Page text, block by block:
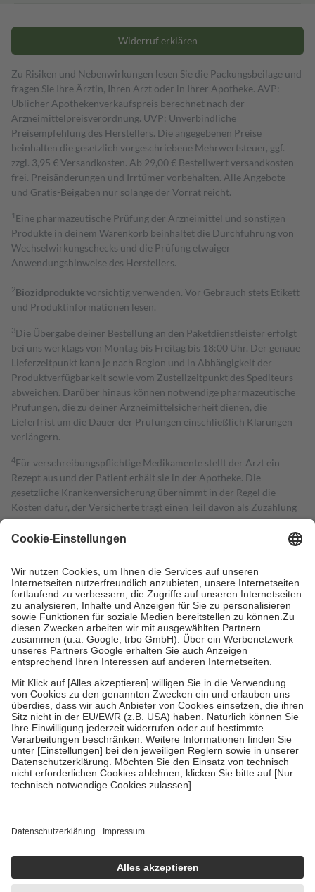
Widerruf erklären
Zu Risiken und Nebenwirkungen lesen Sie die Packungsbeilage und
fragen Sie Ihre Ärztin, Ihren Arzt oder in Ihrer Apotheke. AVP:
Üblicher Apothekenverkaufspreis berechnet nach der
Arzneimittelpreisverordnung. UVP: Unverbindliche
Preisempfehlung des Herstellers. Die angegebenen Preise
beinhalten die gesetzlich vorgeschriebene Mehrwertsteuer, ggf.
zzgl. 3,95 € Versandkosten. Ab 29,00 € Bestell­wert versand­kosten­
frei. Preisänderungen und Irrtümer vorbehalten. Alle Angebote
und Gratis-Beigaben nur solange der Vorrat reicht.
1 Eine pharmazeutische Prüfung der Arzneimittel und sonstigen
Produkte in deinem Warenkorb beinhaltet die Durchführung von
Wechselwirkungschecks und die Prüfung etwaiger
Anwendungshinweise des Herstellers.
2Biozidproduktevorsichtig verwenden. Vor Gebrauch stets Etikett
und Produktinformationen lesen.
3Die Übergabe deiner Bestellung an den Paketdienstleister erfolgt
bei uns werktags von Montag bis Freitag bis 18:00 Uhr. Der genaue
Lieferzeitpunkt kann je nach Region und in Abhängigkeit der
Produktverfügbarkeit sowie vom Zustellzeitpunkt des Spediteurs
abweichen. Darüber hinaus können notwendige pharmazeutische
Prüfungen, die zu deiner Arzneimittelsicherheit dienen, die
Lieferfrist um die Dauer der Prüfungen einschließlich Klärungen
verlängern.
4Für verschreibungspflichtige Medikamente stellt der Arzt ein
Rezept aus und der Patient erhält sie in der Apotheke. Die
gesetzliche Krankenversicherung übernimmt in der Regel die
Kosten dafür, der Versicherte trägt einen Teil davon als Zuzahlung
mit.
Grundsätzlich leisten Mitglieder Zuzahlungen in Höhe von zehn
höchstens zehn Euro.
Es sind jedoch nie mehr als die tatsächlichen
Kosten der Leistung zu entrichten.
Diese Regeln gelten grundsätzlich auch für Online-Apotheken.
Bei Heilmitteln und häuslicher Krankenpflege beträgt die
Zuzahlung zehn Prozent der Kosten sowie zehn Euro je
Verordnung.
Um das Engagement der Versicherten für ihre eigene Gesundheit zu
stärken und die besondere Stellung der Familie zu unterstützen,
fallenkeine Zuzahlungenan bei:
• Kindern und Jugendlichen bis zum vollendeten 18. Lebensjahr
mit Ausnahme der Fahrkosten
• Untersuchungen zur Vorsorge und Früherkennung, die von der
GKV getragen werden
• empfohlenen Schutzimpfungen
• Harn- und Blutteststreifen
getroffen, um sicherzustellen, dass es sich um echte Bewertungen
https://help.etrusted.com/hc/de/articles/4419944605341
Einige Bilder und Inhalte wurden unter Zuhilfenahme künstlicher